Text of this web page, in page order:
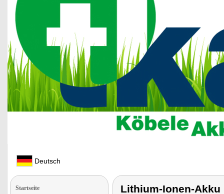
Deutsch
Startseite Lithium-Ionen-Akku